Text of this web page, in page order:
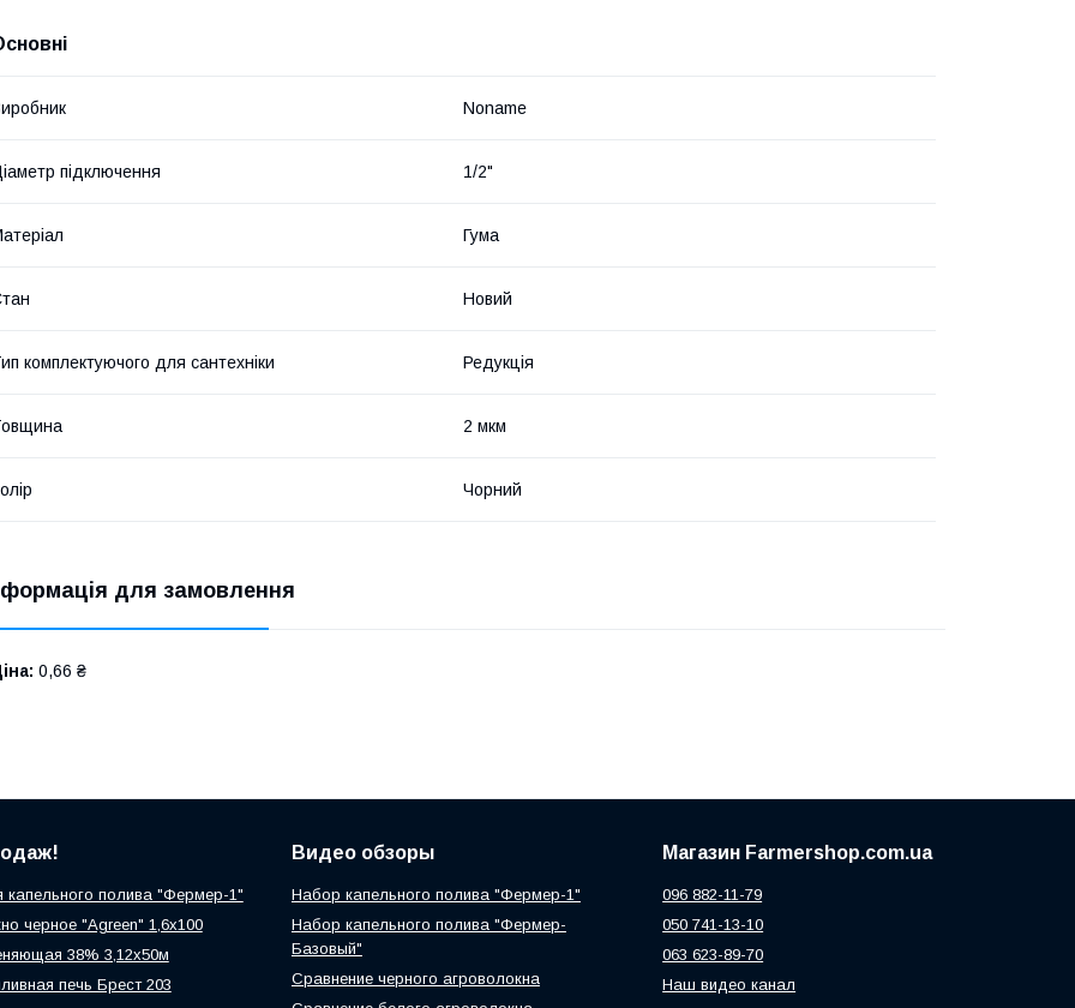
Noname
підключення 1/2"
Гума
Новий
комплектуючого для сантехніки Редукція
2 мкм
Чорний
для замовлення
0,66 ₴
полива "Фермер-1"
черное "Agreen" 1,6х100
38% 3,12х50м
печь Брест 203
Видео обзоры
Набор капельного полива "Фермер-1"
Набор капельного полива "Фермер-
Базовый"
Сравнение черного агроволокна
Магазин Farmershop.com.ua
096 882-11-79
050 741-13-10
063 623-89-70
Наш видео канал